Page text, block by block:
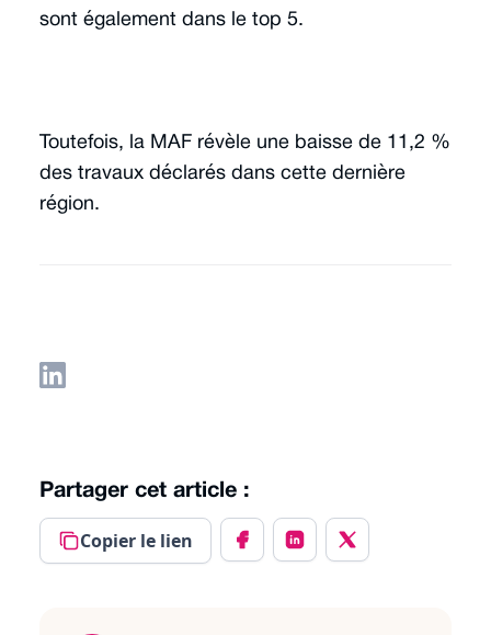
sont également dans le top 5.
Toutefois, la MAF révèle une baisse de 11,2 %
des travaux déclarés dans cette dernière
région.
Partager cet article :
Copier le lien